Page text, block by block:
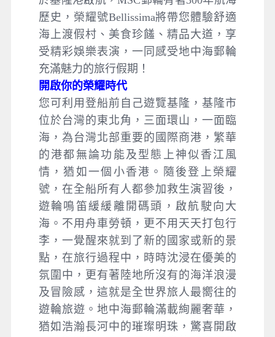
歷史，榮耀號Bellissima將帶您體驗舒適
海上渡假村、美食珍饈、精品大道，享
受精彩娛樂表演，一同感受地中海郵輪
充滿魅力的旅行假期！
開啟你的榮耀時代
您可利用登船前自己遊覽基隆，基隆市
位於台灣的東北角，三面環山，一面臨
海，為台灣北部重要的國際商港，繁華
的港都無論功能及型態上神似香江風
情，猶如一個小香港。隨後登上榮耀
號，在全船所有人都參加救生演習後，
遊輪鳴笛緩緩離開碼頭，啟航駛向大
海。不用舟車勞頓，更不用天天打包行
李，一覺醒來就到了新的國家或新的景
點，在旅行過程中，時時沈浸在優美的
氛圍中，更有著陸地所沒有的海洋浪漫
及冒險感，這就是全世界旅人最嚮往的
遊輪旅遊。地中海郵輪滿載絢麗奢華，
猶如浩瀚長河中的璀璨明珠，驚喜開啟